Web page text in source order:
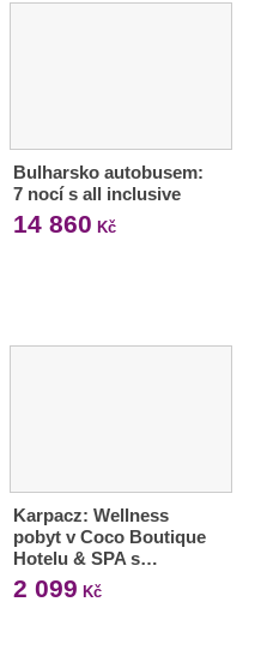
Bulharsko autobusem:
7 nocí s all inclusive
14 860 Kč
Karpacz: Wellness
pobyt v Coco Boutique
Hotelu & SPA s…
2 099 Kč